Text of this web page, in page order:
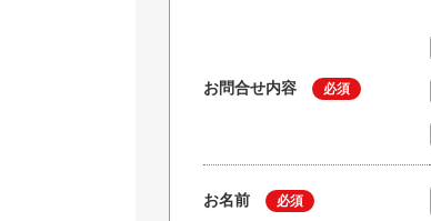
お問合せ内容 必須
お名前 必須